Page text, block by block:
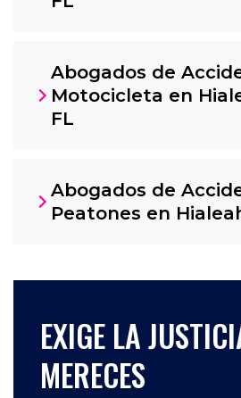
Abogados de
Motocicleta en
FL
Abogados de
Peatones en
EXIGE LA
MERECES